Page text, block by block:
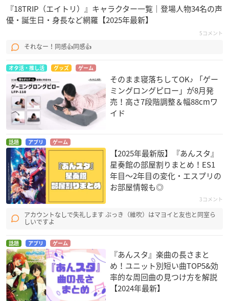
『18TRIP（エイトリ）』キャラクター一覧｜登場人物34名の声
優・誕生日・身長など網羅【2025年最新】
5コメント
それなー！同感👍同感👍
オタ活・推し活 グッズ ゲーム
そのまま寝落ちしてOK♪ 「ゲー
ミングロングピロー」が8月発
売！高さ7段階調整＆幅88cmワ
イド
話題 アプリ ゲーム
【2025年最新版】『あんスタ』
星奏館の部屋割りまとめ！ES1
年目〜2年目の変化・エスプリの
お部屋情報も◎
3コメント
アカウントなしで失礼します ぶっき（維吹）はマヨイと友也と同室ら
しいですよ
話題 アプリ ゲーム
『あんスタ』楽曲の長さまと
め！ユニット別短い曲TOP5&効
率的な周回曲の見つけ方を解説
【2024年最新】